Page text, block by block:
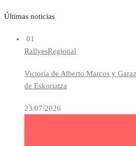
Últimas noticias
01
RallyesRegional
Victoria de Alberto Marcos y
de Eskoriatza
23/07/2026